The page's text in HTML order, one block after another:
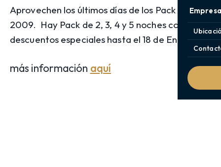
Aprovechen los últimos días de los Pack Enero
2009. Hay Pack de 2, 3, 4 y 5 noches con
descuentos especiales hasta el 18 de Enero.
más información aquí